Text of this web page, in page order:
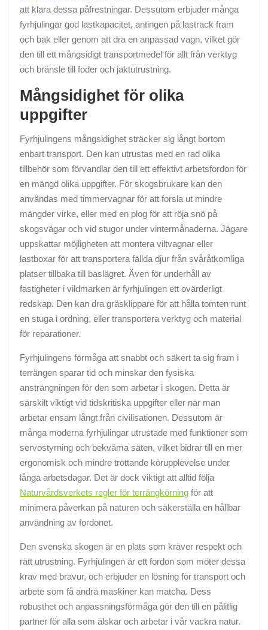
att klara dessa påfrestningar. Dessutom erbjuder många
fyrhjulingar god lastkapacitet, antingen på lastrack fram
och bak eller genom att dra en anpassad vagn, vilket gör
den till ett mångsidigt transportmedel för allt från verktyg
och bränsle till foder och jaktutrustning.
Mångsidighet för olika
uppgifter
Fyrhjulingens mångsidighet sträcker sig långt bortom
enbart transport. Den kan utrustas med en rad olika
tillbehör som förvandlar den till ett effektivt arbetsfordon för
en mängd olika uppgifter. För skogsbrukare kan den
användas med timmervagnar för att forsla ut mindre
mängder virke, eller med en plog för att röja snö på
skogsvägar och vid stugor under vintermånaderna. Jägare
uppskattar möjligheten att montera viltvagnar eller
lastboxar för att transportera fällda djur från svåråtkomliga
platser tillbaka till baslägret. Även för underhåll av
fastigheter i vildmarken är fyrhjulingen ett ovärderligt
redskap. Den kan dra gräsklippare för att hålla tomten runt
en stuga i ordning, eller transportera verktyg och material
för reparationer.
Fyrhjulingens förmåga att snabbt och säkert ta sig fram i
terrängen sparar tid och minskar den fysiska
ansträngningen för den som arbetar i skogen. Detta är
särskilt viktigt vid tidskritiska uppgifter eller när man
arbetar ensam långt från civilisationen. Dessutom är
många moderna fyrhjulingar utrustade med funktioner som
servostyrning och bekväma säten, vilket bidrar till en mer
ergonomisk och mindre tröttande körupplevelse under
långa arbetsdagar. Det är dock viktigt att alltid följa
Naturvårdsverkets regler för terrängkörning för att
minimera påverkan på naturen och säkerställa en hållbar
användning av fordonet.
Den svenska skogen är en plats som kräver respekt och
rätt utrustning. Fyrhjulingen är ett fordon som möter dessa
krav med bravur, och erbjuder en lösning för transport och
arbete som få andra maskiner kan matcha. Dess
robusthet och anpassningsförmåga gör den till en pålitlig
partner för alla som älskar och arbetar i vår vackra natur.